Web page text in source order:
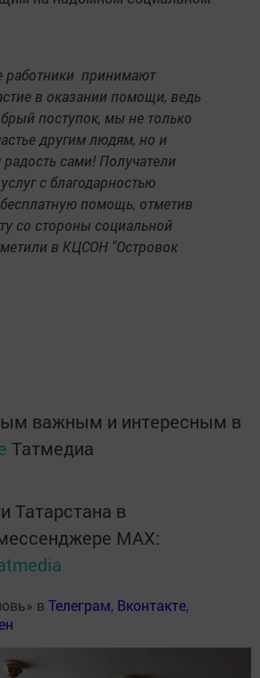
работники принимают
в оказании помощи, ведь
поступок, мы не только
другим людям, но и
сами! Получатели
с благодарностью
помощь, отметив
со стороны социальной
в КЦСОН "Островок
важным и интересным в
Татмедиа
Татарстана в
MАХ:
в Телеграм, Вконтакте,